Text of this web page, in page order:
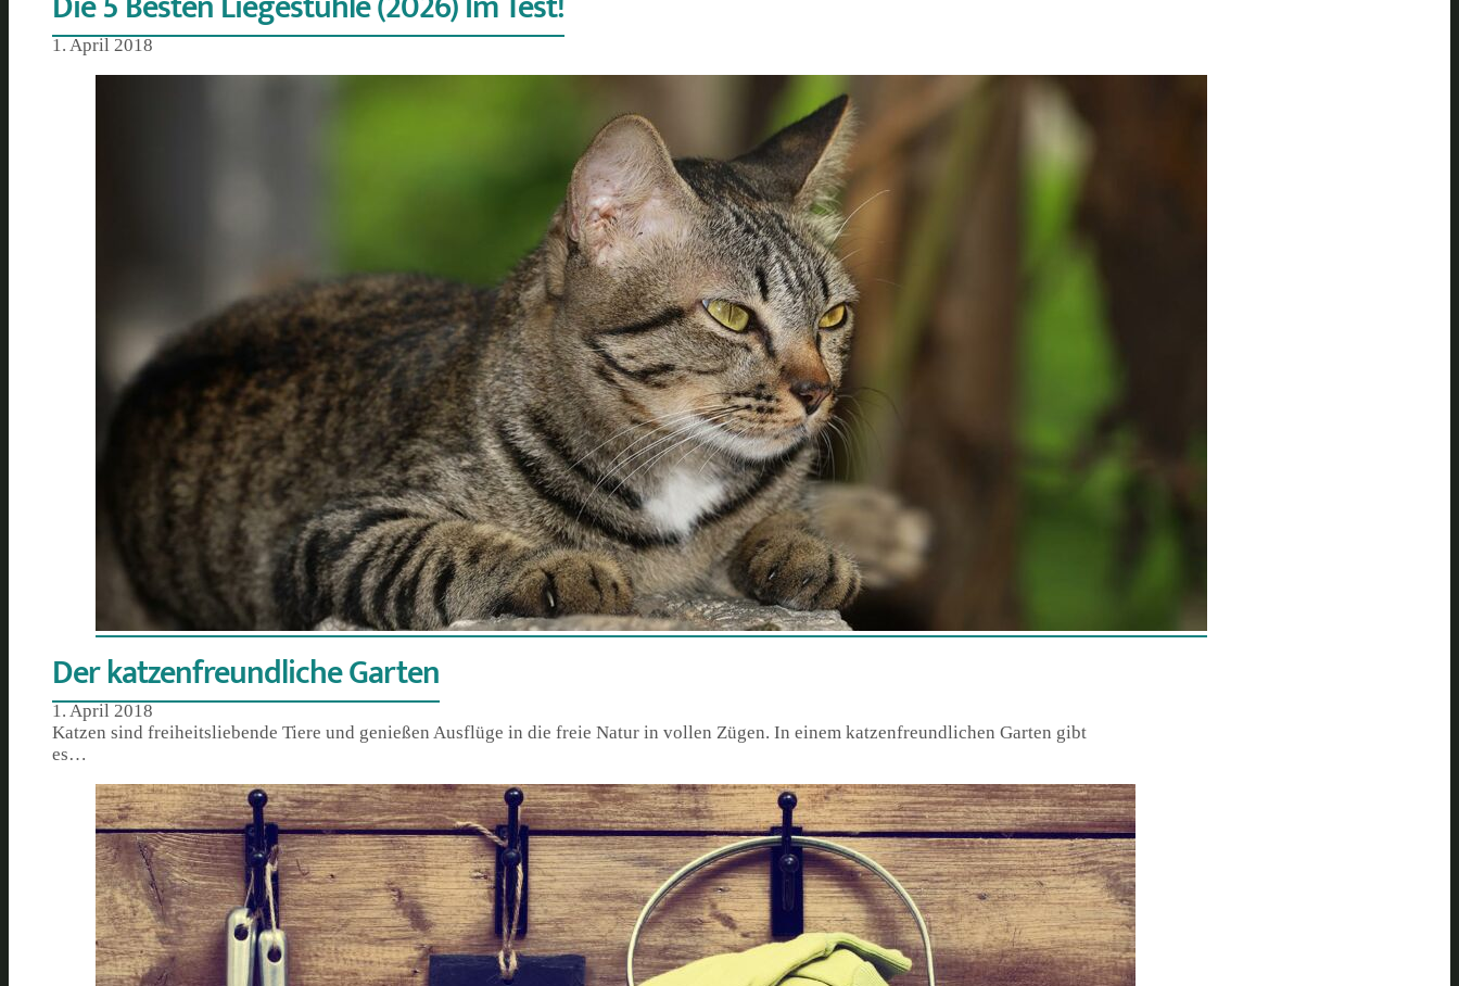
1. April 2018
Der katzenfreundliche Garten
1. April 2018
Katzen sind freiheitsliebende Tiere und genießen Ausflüge in die freie Natur in vollen Zügen. In einem katzenfreundlichen Garten gibt
es…